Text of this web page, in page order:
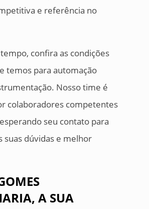
e referência no
confira as condições
temos para automação
Nosso time é
colaboradores competentes
seu contato para
suas dúvidas e melhor
A SUA